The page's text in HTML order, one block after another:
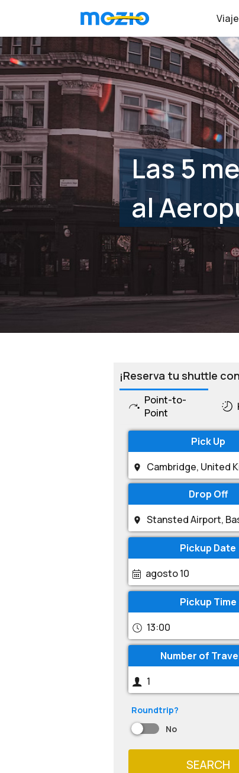
Las 5
al
¡Reserva tu shuttle
Point-to-
Point
Pick Up
Drop Off
Pickup Date
agosto 10
Pickup Time
13:00
Number of
Roundtrip?
No
SEARCH